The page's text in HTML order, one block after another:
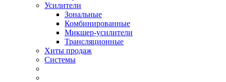
Усилители
Зональные
Комбинированные
Микшер-усилители
Трансляционные
Хиты продаж
Системы